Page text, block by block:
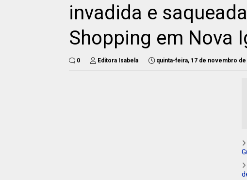
invadida e
Shopping em Nova
0 Editora Isabela quinta-feira, 17 de novembro de